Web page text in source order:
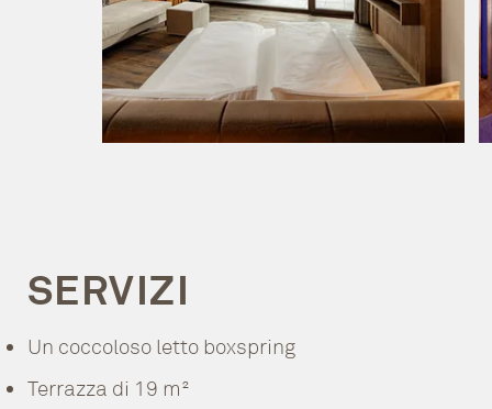
SERVIZI
Un coccoloso letto boxspring
Terrazza di 19 m²